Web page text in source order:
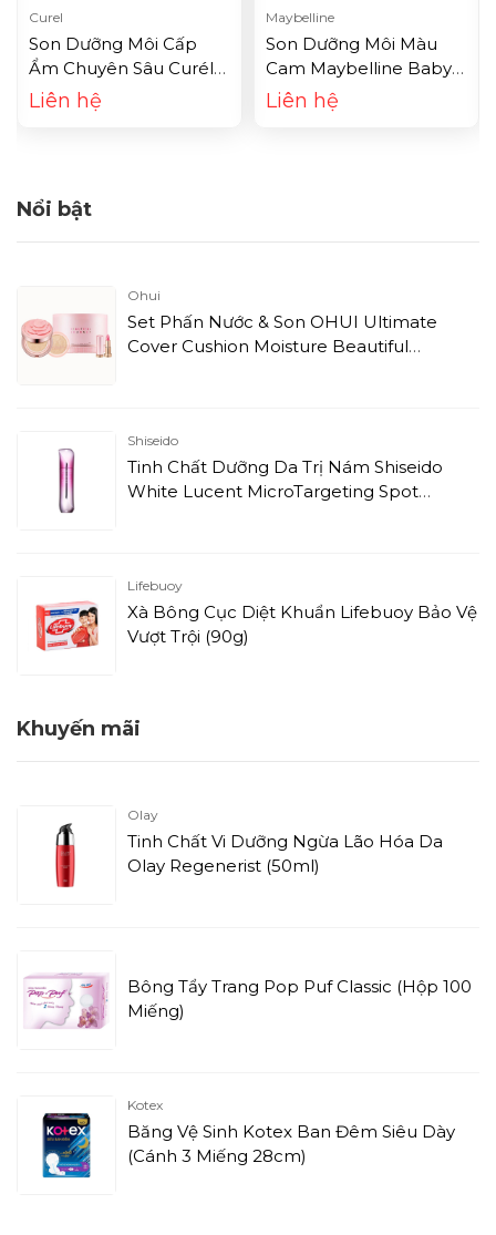
Curel
Son Dưỡng Môi Cấp
Ẩm Chuyên Sâu Curél
Intensive Moisture Care
Moisture Lip Care
Liên hệ
Maybelline
Son Dưỡng Môi Màu
Cam Maybelline Baby
Lips Color Changing Lip
Balm - Peach Bloom
Liên hệ
Nổi bật
Ohui
Set Phấn Nước & Son OHUI Ultimate
Cover Cushion Moisture Beautiful
Shiseido
Tinh Chất Dưỡng Da Trị Nám Shiseido
White Lucent MicroTargeting Spot
Lifebuoy
Xà Bông Cục Diệt Khuẩn Lifebuoy Bảo Vệ
Vượt Trội (90g)
Khuyến mãi
Olay
Tinh Chất Vi Dưỡng Ngừa Lão Hóa Da
Olay Regenerist (50ml)
Bông Tẩy Trang Pop Puf Classic (Hộp 100
Miếng)
Kotex
Băng Vệ Sinh Kotex Ban Đêm Siêu Dày
(Cánh 3 Miếng 28cm)